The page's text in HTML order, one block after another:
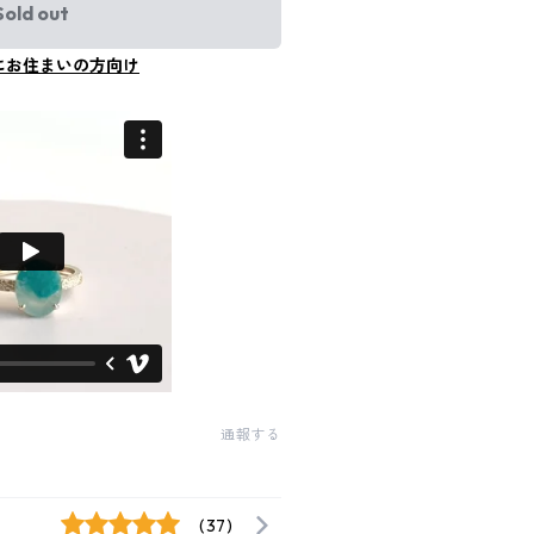
out
お住まいの方向け
通報する
(37)